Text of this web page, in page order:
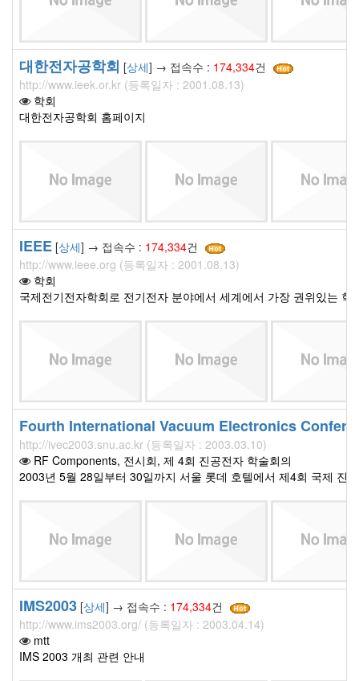
대한전자공학회 [상세] → 접속수 : 174,334건
http://www.ieek.or.kr (등록일자 : 2001.08.13)
학회
대한전자공학회 홈페이지
IEEE [상세] → 접속수 : 174,334건
http://www.ieee.org (등록일자 : 2001.08.13)
학회
국제전기전자학회로 전기전자 분야에서 세계에서 가장 권위있는 학
Fourth International Vacuum Electronics
http://ivec2003.snu.ac.kr (등록일자 : 2003.03.10)
RF Components, 전시회, 제 4회 진공전자 학술회의
2003년 5월 28일부터 30일까지 서울 롯데 호텔에서 제4회 국제 진
IMS2003 [상세] → 접속수 : 174,334건
http://www.ims2003.org/ (등록일자 : 2003.04.14)
mtt
IMS 2003 개최 관련 안내